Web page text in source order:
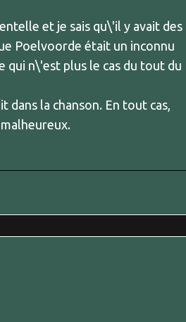
et je sais qu\'il y avait des
Poelvoorde était un inconnu
qui n\'est plus le cas du tout du
dans la chanson. En tout cas,